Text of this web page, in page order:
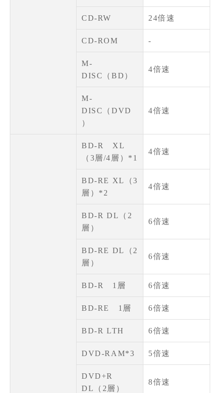
CD-RW 24倍速
CD-ROM -
M-
DISC（BD）
4倍速
M-
DISC（DVD
）
4倍速
BD-R XL
（3層/4層）*1
4倍速
BD-RE XL（3
層）*2
4倍速
BD-R DL（2
層）
6倍速
BD-RE DL（2
層）
6倍速
BD-R 1層 6倍速
BD-RE 1層 6倍速
BD-R LTH 6倍速
DVD-RAM*3 5倍速
DVD+R
DL（2層）
8倍速